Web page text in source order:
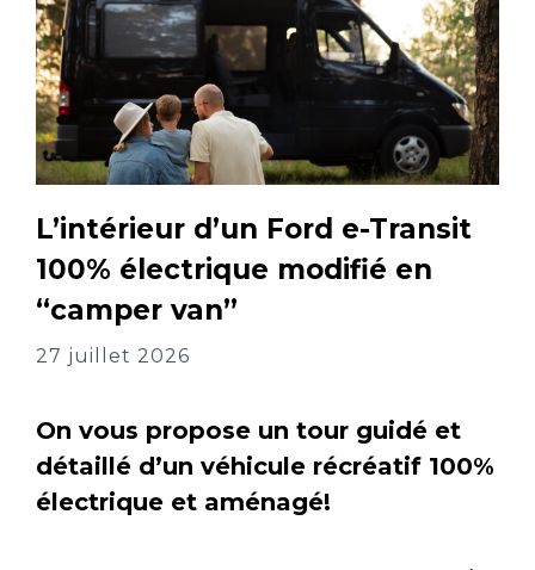
L’intérieur d’un Ford e-Transit
100% électrique modifié en
“camper van”
27 juillet 2026
On vous propose un tour guidé et
détaillé d’un véhicule récréatif 100%
électrique et aménagé!